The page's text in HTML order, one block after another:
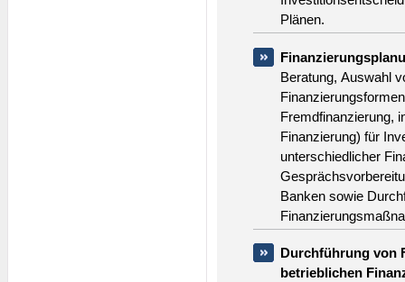
Plänen.
Beratung, Auswahl
Fremdfinanzierung,
Finanzierung) für
unterschiedlicher
Banken sowie
Durchführung von
betrieblichen